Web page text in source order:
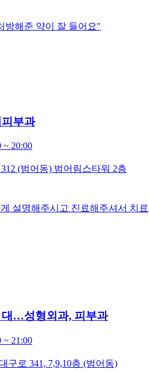
방해준 약이 잘 들어요"
피부과
~ 20:00
(범어동) 범어림스타워 2층
설명해주시고 진료해주셔서 치료
대…성형외과, 피부과
~ 21:00
구로 341, 7,9,10층 (범어동)